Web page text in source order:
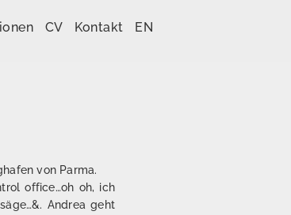
CV Kontakt EN
von Parma.
office…oh oh, ich
Andrea geht